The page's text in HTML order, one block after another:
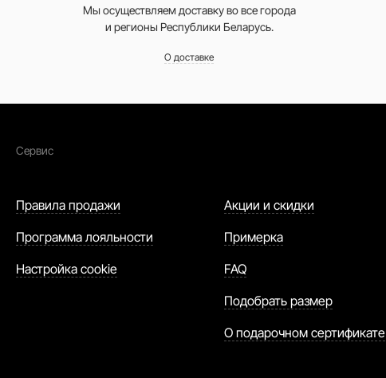
Мы осуществляем доставку во все города
и регионы Республики Беларусь.
О доставке
Сервис
Правила продажи
Программа лояльности
Настройка cookie
Акции и скидки
Примерка
FAQ
Подобрать размер
О подарочном сертификате